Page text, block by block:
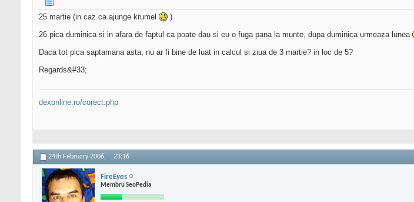
25 martie (in caz ca ajunge krumel
)
26 pica duminica si in afara de faptul ca poate dau si eu o fuga pana la munte, dupa duminica urmeaza lunea
Daca tot pica saptamana asta, nu ar fi bine de luat in calcul si ziua de 3 martie? in loc de 5?
Regards&#33;
dexonline.ro/corect.php
24th February 2006, 23:16
FireEyes
Membru SeoPedia